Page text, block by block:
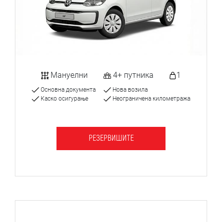
Мануелни 4+ путника 1
Основна документа
Каско осигурање
Нова возила
Неограничена километража
РЕЗЕРВИШИТЕ